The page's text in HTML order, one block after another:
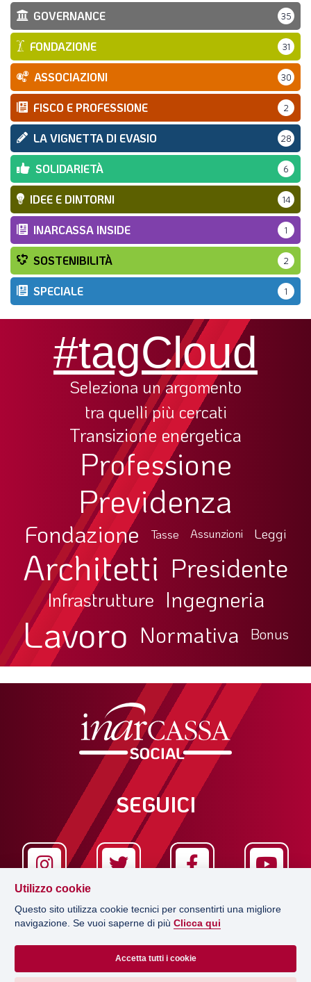
GOVERNANCE 35
FONDAZIONE 31
ASSOCIAZIONI 30
FISCO E PROFESSIONE 2
LA VIGNETTA DI EVASIO 28
SOLIDARIETÀ 6
IDEE E DINTORNI 14
INARCASSA INSIDE 1
SOSTENIBILITÀ 2
SPECIALE 1
#tagCloud
Seleziona un argomento
tra quelli più cercati
Transizione energetica
Professione
Previdenza
Fondazione Tasse Assunzioni Leggi
Architetti Presidente
Infrastrutture Ingegneria
Lavoro Normativa Bonus
SEGUICI
Via Salaria 229, 00199 Roma
EDITRICE
CONCESSIONARIO PUBBLICITÀ
PRIVACY POLICY
Utilizzo cookie
Questo sito utilizza cookie tecnici per consentirti una migliore
navigazione. Se vuoi saperne di più Clicca qui
Accetta tutti i cookie